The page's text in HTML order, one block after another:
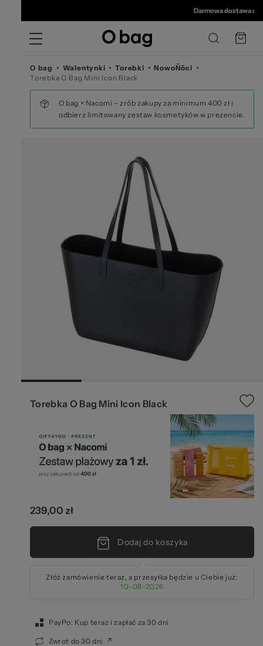
©
O
Darmowa dostawa od
O bag Walentynki Torebki
NowoŇõci
Torebka O Bag Mini Icon Black
O bag × Nacomi – zrób zakupy za minimum 400 zł i
odbierz limitowany zestaw kosmetyków w prezencie.
Torebka O Bag Mini Icon Black
239,00 zł
Dodaj do koszyka
Złóż zamówienie teraz, a przesyłka będzie u Ciebie już:
10-08-2026
PayPo: Kup teraz i zapłać za 30 dni
Zwrot do 30 dni